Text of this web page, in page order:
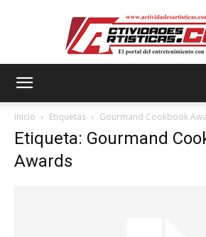
Inicio Etiquetas Gourmand Cookbook
Etiqueta: Gourmand
Awards